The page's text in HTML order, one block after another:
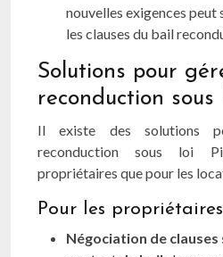
nouvelles exigences
les clauses du bail
Solutions pour
reconduction sous
Il existe des solutions
reconduction sous loi
propriétaires que pour les
Pour les propriétaires
Négociation de clauses